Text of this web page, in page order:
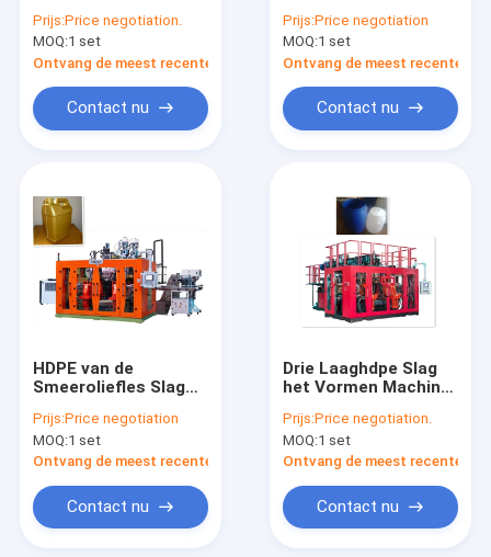
Prijs:Price negotiation.
MOQ:1 set
Ontvang de meest recente Prijs
Contact nu
Prijs:Price negotiation
MOQ:1 set
Ontvang de meest recente
Contact nu
HDPE van de
Smeeroliefles Slag
Prijs:Price negotiation
MOQ:1 set
Ontvang de meest recente Prijs
Contact nu
Drie Laaghdpe Slag
het Vormen Machine
MP100FD voor
Waterfles
Prijs:Price negotiation.
MOQ:1 set
Ontvang de meest recente
Contact nu